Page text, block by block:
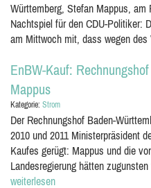
Württemberg, Stefan Mappus,
Nachtspiel für den CDU-Politiker:
am Mittwoch mit, dass wegen des
EnBW-Kauf:
Mappus
Kategorie: Strom
Der Rechnungshof Baden-
2010 und 2011 Ministerpräsident
Kaufes gerügt: Mappus und die
Landesregierung hätten
weiterlesen